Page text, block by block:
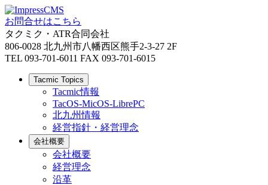
お問合せはこちら
タクミク・ATR合同会社
806-0028 北九州市八幡西区熊手2-3-27 2F
TEL 093-701-6011 FAX 093-701-6015
Tacmic Topics
Tacmic情報
TacOS-MicOS-LibrePC
北九州情報
経営指針・経営理念
会社概要
会社概要
経営理念
沿革